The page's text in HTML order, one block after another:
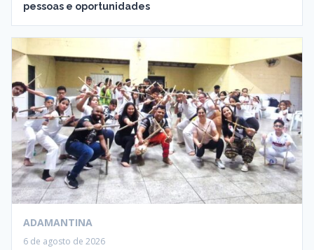
pessoas e oportunidades
ADAMANTINA
6 de agosto de 2026